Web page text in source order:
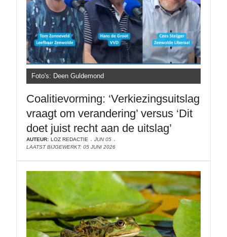
Foto's: Deen Guldemond
Coalitievorming: ‘Verkiezingsuitslag
vraagt om verandering’ versus ‘Dit
doet juist recht aan de uitslag’
AUTEUR: LOZ REDACTIE
JUN 05
LAATST BIJGEWERKT: 05 JUNI 2026